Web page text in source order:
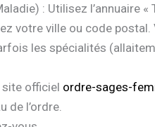
: Utilisez l’annuaire
votre ville ou code
les spécialités
site officiel ordre-sages-
l’ordre.